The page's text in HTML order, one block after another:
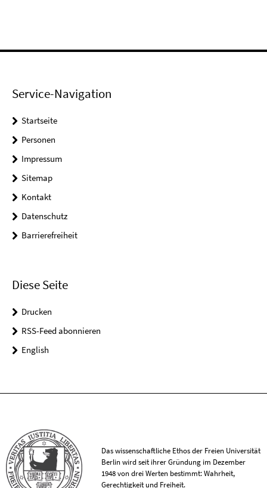
Service-Navigation
Startseite
Personen
Impressum
Sitemap
Kontakt
Datenschutz
Barrierefreiheit
Diese Seite
Drucken
RSS-Feed abonnieren
English
Das wissenschaftliche Ethos der Freien Universität
Berlin wird seit ihrer Gründung im Dezember
1948 von drei Werten bestimmt: Wahrheit,
Gerechtigkeit und Freiheit.